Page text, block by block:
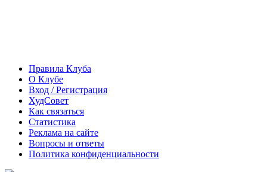
Правила Клуба
О Клубе
Вход / Регистрация
ХудСовет
Как связаться
Статистика
Реклама на сайте
Вопросы и ответы
Политика конфиденциальности